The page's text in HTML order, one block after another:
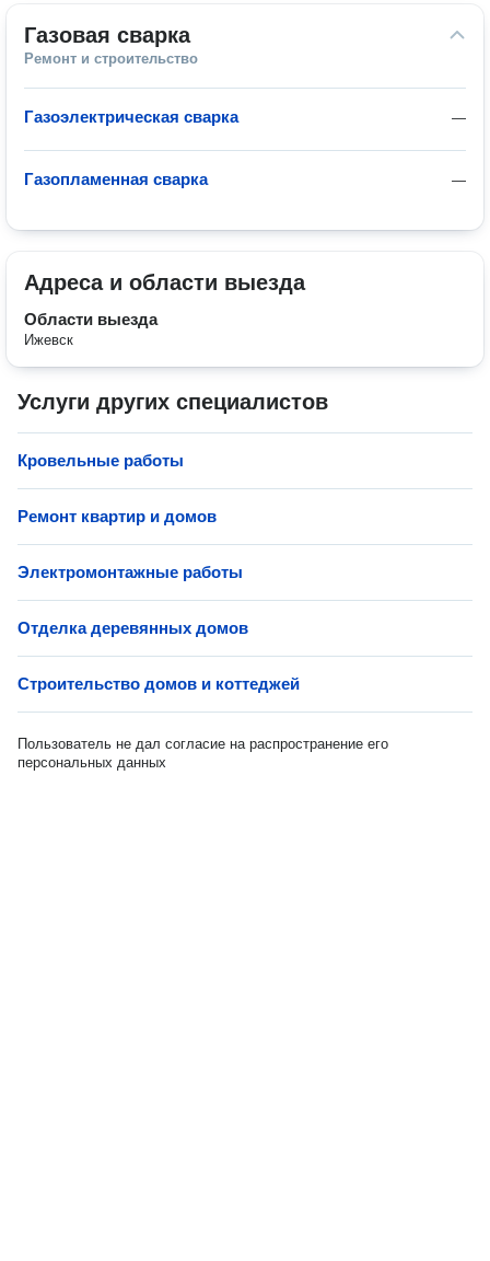
Газовая сварка
Ремонт и строительство
—
Газоэлектрическая сварка
—
Газопламенная сварка
Адреса и области выезда
Области выезда
Ижевск
Услуги других специалистов
Кровельные работы
Ремонт квартир и домов
Электромонтажные работы
Отделка деревянных домов
Строительство домов и коттеджей
Пользователь не дал согласие на распространение его
персональных данных